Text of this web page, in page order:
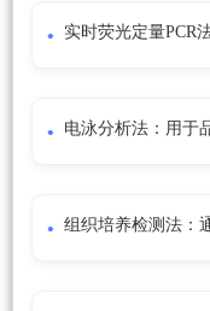
实时荧光定量PCR
电泳分析法：用于
组织培养检测法：